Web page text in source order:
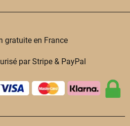
gratuite en France
par Stripe & PayPal